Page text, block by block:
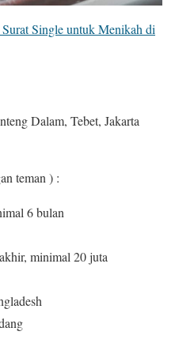
Single untuk Menikah di
Dalam, Tebet, Jakarta
teman ) :
6 bulan
minimal 20 juta